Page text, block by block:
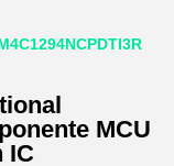
MCU
IC